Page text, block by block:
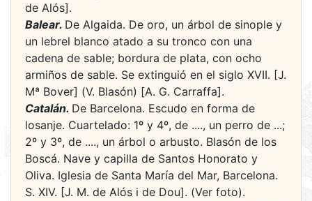
de Alós].
Balear. De Algaida. De oro, un árbol de sinople y
un lebrel blanco atado a su tronco con una
cadena de sable; bordura de plata, con ocho
armiños de sable. Se extinguió en el siglo XVII. [J.
Mª Bover] (V. Blasón) [A. G. Carraffa].
Catalán. De Barcelona. Escudo en forma de
losanje. Cuartelado: 1º y 4º, de ...., un perro de ...;
2º y 3º, de ...., un árbol o arbusto. Blasón de los
Boscá. Nave y capilla de Santos Honorato y
Oliva. Iglesia de Santa María del Mar, Barcelona.
S. XIV. [J. M. de Alós i de Dou]. (Ver foto).